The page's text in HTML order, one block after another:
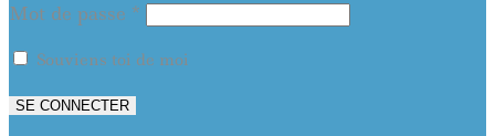
Mot de passe *
Souviens toi de moi
SE CONNECTER